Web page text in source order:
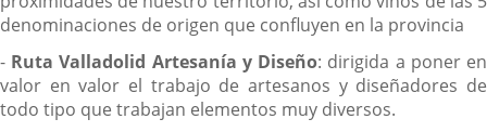
denominaciones de origen que confluyen en la provincia
- Ruta Valladolid Artesanía y Diseño: dirigida a poner en
valor en valor el trabajo de artesanos y diseñadores de
todo tipo que trabajan elementos muy diversos.